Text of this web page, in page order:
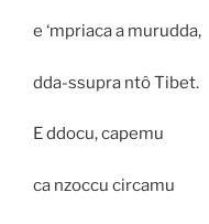
e ‘mpriaca a murudda,
dda-ssupra ntô Tibet.
E ddocu, capemu
ca nzoccu circamu